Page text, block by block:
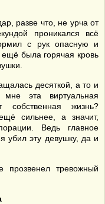
разве что, не урча от
проникался всё
с рук опасную и
была горячая кровь
десяткой, а то и
эта виртуальная
собственная жизнь?
сильнее, а значит,
Ведь главное
убил эту девушку, да и
тревожный